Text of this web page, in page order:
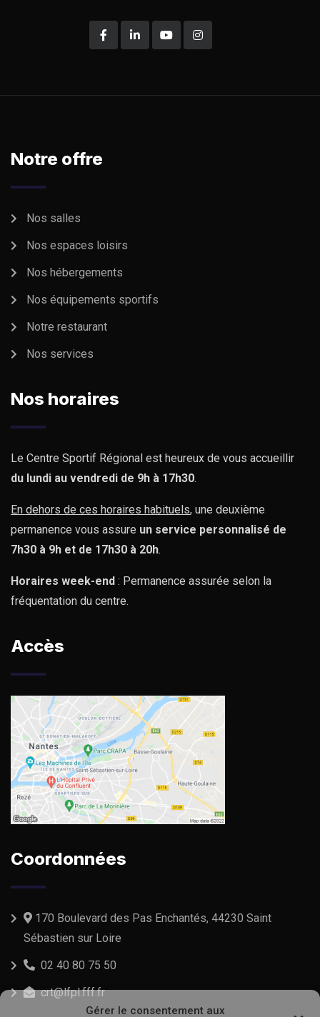
Gérer le consentement aux
Notre offre
Nos salles
Nos espaces loisirs
Nos hébergements
Nos équipements sportifs
Notre restaurant
Nos services
Nos horaires
Le Centre Sportif Régional est heureux de vous accueillir
du lundi au vendredi de 9h à 17h30.
En dehors de ces horaires habituels, une deuxième
permanence vous assure un service personnalisé de
7h30 à 9h et de 17h30 à 20h.
Horaires week-end : Permanence assurée selon la
fréquentation du centre.
Accès
Coordonnées
170 Boulevard des Pas Enchantés, 44230 Saint
Sébastien sur Loire
02 40 80 75 50
crt@lfpl.fff.fr